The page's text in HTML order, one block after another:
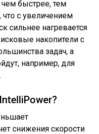
быстрее, тем
с увеличением
сильнее нагревается
накопители с
задач, а
например, для
снижения скорости